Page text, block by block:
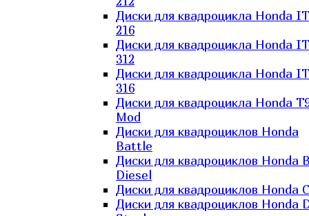
Диски для квадроцикла Honda
216
Диски для квадроцикла Honda
312
Диски для квадроцикла Honda
316
Диски для квадроцикла Honda
Mod
Диски для квадроциклов Honda
Battle
Диски для квадроциклов Honda
Diesel
Диски для квадроциклов Honda
Диски для квадроциклов Honda